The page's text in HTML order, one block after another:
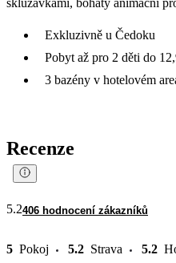
Exkluzivně u Čedoku
Pobyt až pro 2 děti do
3 bazény v hotelovém
Recenze
5.2406 hodnocení zákazníků
5 Pokoj 5.2 Strava 5.2